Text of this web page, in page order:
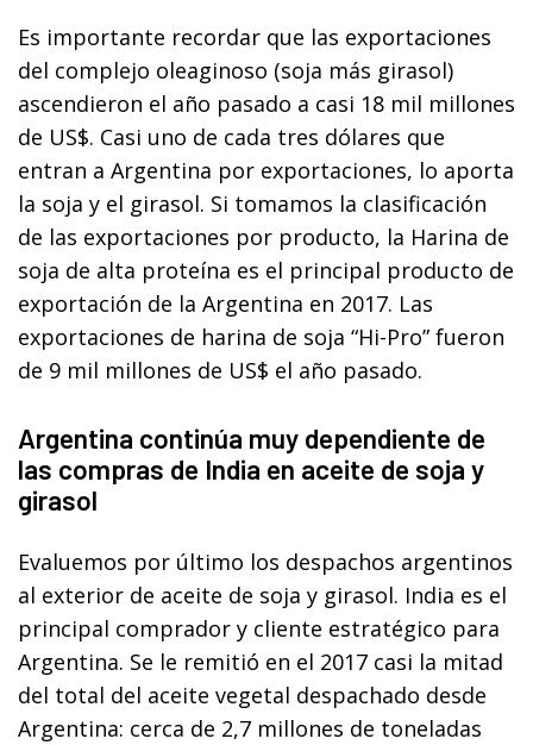
Es importante recordar que las exportaciones
del complejo oleaginoso (soja más girasol)
ascendieron el año pasado a casi 18 mil millones
de US$. Casi uno de cada tres dólares que
entran a Argentina por exportaciones, lo aporta
la soja y el girasol. Si tomamos la clasificación
de las exportaciones por producto, la Harina de
soja de alta proteína es el principal producto de
exportación de la Argentina en 2017. Las
exportaciones de harina de soja “Hi-Pro” fueron
de 9 mil millones de US$ el año pasado.
Argentina continúa muy dependiente de
las compras de India en aceite de soja y
girasol
Evaluemos por último los despachos argentinos
al exterior de aceite de soja y girasol. India es el
principal comprador y cliente estratégico para
Argentina. Se le remitió en el 2017 casi la mitad
del total del aceite vegetal despachado desde
Argentina: cerca de 2,7 millones de toneladas